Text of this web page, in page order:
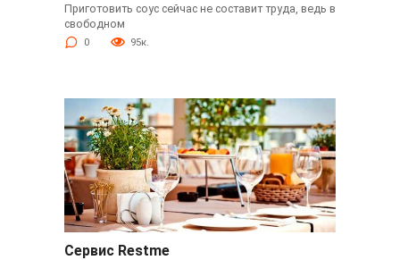
Приготовить соус сейчас не составит труда, ведь в
свободном
0 95к.
Сервис Restme